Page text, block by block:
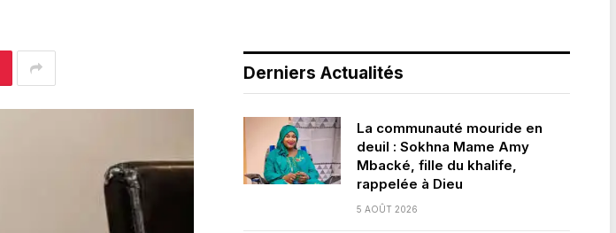
Derniers Actualités
La communauté mouride en
deuil : Sokhna Mame Amy
Mbacké, fille du khalife,
rappelée à Dieu
5 AOÛT 2026